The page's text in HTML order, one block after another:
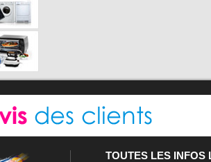
TOUTES LES INFOS